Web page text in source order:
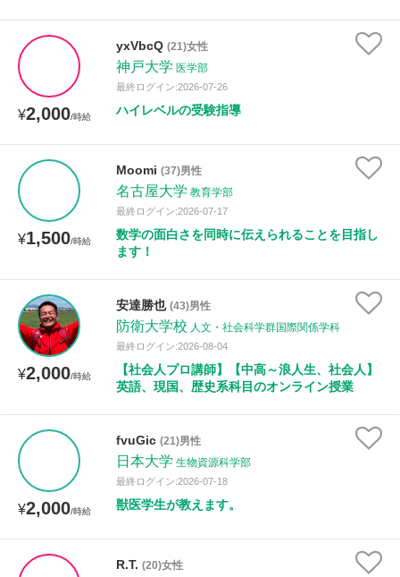
¥2,000/時給
yxVbcQ (21)女性
神戸大学 医学部
最終ログイン:2026-07-26
ハイレベルの受験指導
¥1,500/時給
Moomi (37)男性
名古屋大学 教育学部
最終ログイン:2026-07-17
数学の面白さを同時に伝えられることを目指し
ます！
¥2,000/時給
安達勝也 (43)男性
防衛大学校 人文・社会科学群国際関係学科
最終ログイン:2026-08-04
【社会人プロ講師】【中高～浪人生、社会人】
英語、現国、歴史系科目のオンライン授業
¥2,000/時給
fvuGic (21)男性
日本大学 生物資源科学部
最終ログイン:2026-07-18
獣医学生が教えます。
R.T. (20)女性